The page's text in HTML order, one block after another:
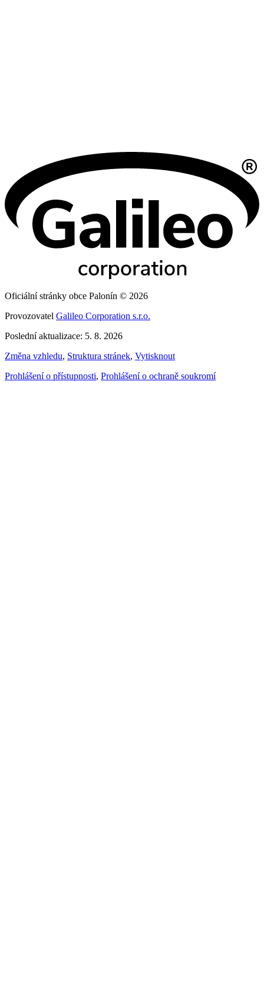
Oficiální stránky obce Palonín © 2026
Provozovatel Galileo Corporation s.r.o.
Poslední aktualizace: 5. 8. 2026
Změna vzhledu, Struktura stránek, Vytisknout
Prohlášení o přístupnosti, Prohlášení o ochraně soukromí